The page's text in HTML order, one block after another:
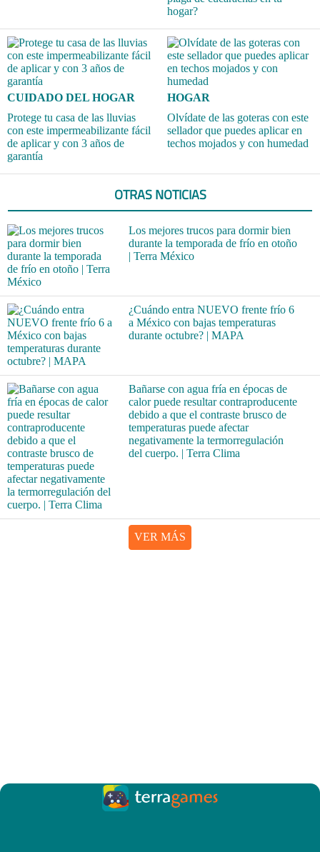
hogar?
CUIDADO DEL HOGAR
Protege tu casa de las lluvias
con este impermeabilizante fácil
de aplicar y con 3 años de
garantía
HOGAR
Olvídate de las goteras con este
sellador que puedes aplicar en
techos mojados y con humedad
OTRAS NOTICIAS
Los mejores trucos para dormir bien
durante la temporada de frío en otoño
| Terra México
¿Cuándo entra NUEVO frente frío 6
a México con bajas temperaturas
durante octubre? | MAPA
Bañarse con agua fría en épocas de
calor puede resultar contraproducente
debido a que el contraste brusco de
temperaturas puede afectar
negativamente la termorregulación
del cuerpo. | Terra Clima
VER MÁS